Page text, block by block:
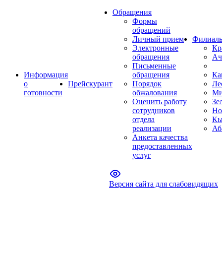
Информация
о
готовности
Прейскурант
Обращения
Формы
обращений
Личный прием
Электронные
обращения
Письменные
обращения
Порядок
обжалования
Оценить работу
сотрудников
отдела
реализации
Анкета качества
предоставленных
услуг
Версия сайта для слабовидящих